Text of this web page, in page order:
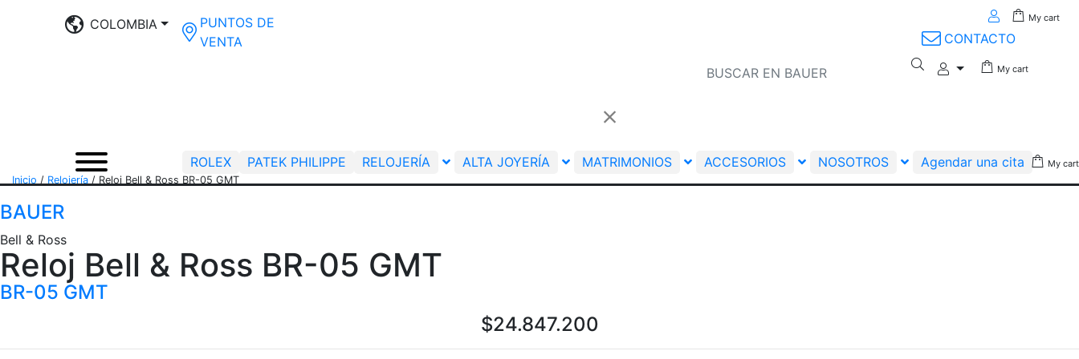
My cart
COLOMBIA
PUNTOS DE
VENTA
CONTACTO
My cart
ROLEX PATEK PHILIPPE RELOJERÍA ALTA JOYERÍA MATRIMONIOS ACCESORIOS NOSOTROS Agendar una cita My cart
Inicio / Relojería / Reloj Bell & Ross BR-05 GMT
BAUER
Bell & Ross
Reloj Bell & Ross BR-05 GMT
BR-05 GMT
$24.847.200